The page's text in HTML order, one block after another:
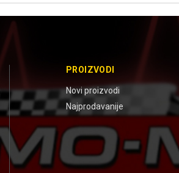
PROIZVODI
Novi proizvodi
Najprodavanije